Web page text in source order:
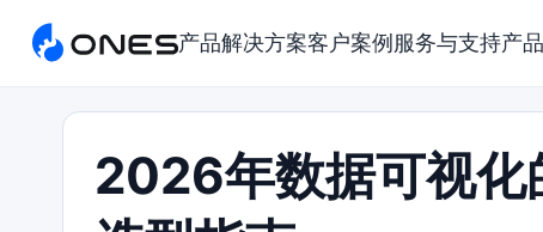
产品解决方案客户案例 服务与支持产
2026年数据可视化